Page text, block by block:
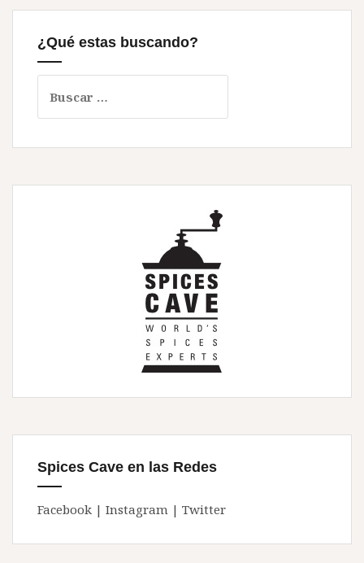
¿Qué estas buscando?
Spices Cave en las Redes
Facebook | Instagram | Twitter